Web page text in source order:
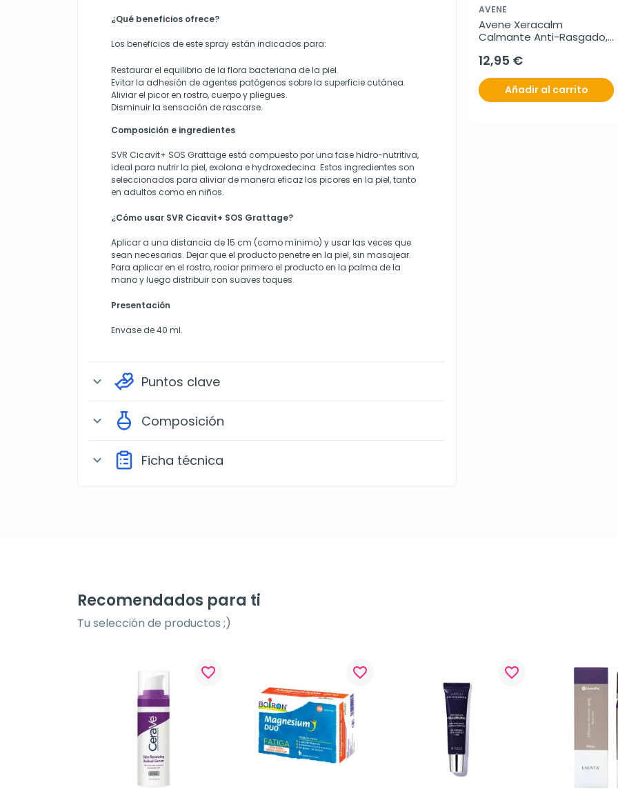
¿Qué beneficios ofrece?
Los beneficios de este spray están indicados para:
Restaurar el equilibrio de la flora bacteriana de la piel.
Evitar la adhesión de agentes patógenos sobre la superficie cutánea.
Aliviar el picor en rostro, cuerpo y pliegues.
Disminuir la sensación de rascarse.
Composición e ingredientes
SVR Cicavit+ SOS Grattage está compuesto por una fase hidro-nutritiva,
ideal para nutrir la piel, exolona e hydroxedecina. Estos ingredientes son
seleccionados para aliviar de manera eficaz los picores en la piel, tanto
en adultos como en niños.
¿Cómo usar SVR Cicavit+ SOS Grattage?
Aplicar a una distancia de 15 cm (como mínimo) y usar las veces que
sean necesarias. Dejar que el producto penetre en la piel, sin masajear.
Para aplicar en el rostro, rociar primero el producto en la palma de la
mano y luego distribuir con suaves toques.
Presentación
Envase de 40 ml.
expand_more Puntos clave
expand_more Composición
expand_more Ficha técnica
AVENE
Avene Xeracalm
Calmante Anti-Rasgado,
12,95 €
Añadir al carrito
Recomendados para ti
Tu selección de productos ;)
favorite_border favorite_border favorite_border